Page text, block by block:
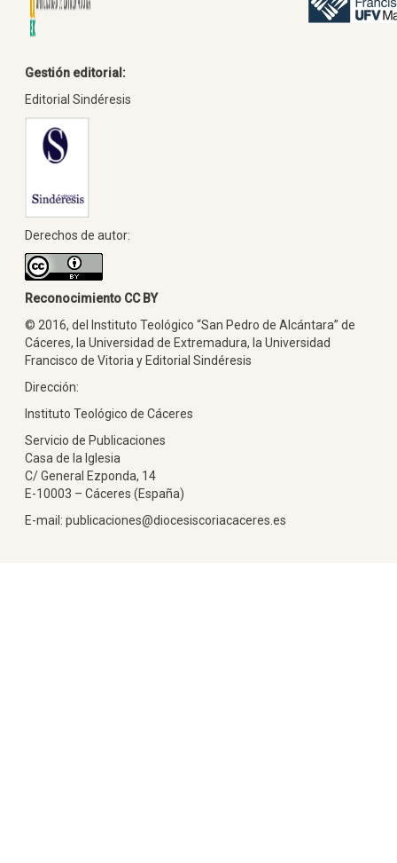
Gestión editorial:
Editorial Sindéresis
Derechos de autor:
Reconocimiento CC BY
© 2016, del Instituto Teológico “San Pedro de Alcántara” de
Cáceres, la Universidad de Extremadura, la Universidad
Francisco de Vitoria y Editorial Sindéresis
Dirección:
Instituto Teológico de Cáceres
Servicio de Publicaciones
Casa de la Iglesia
C/ General Ezponda, 14
E-10003 – Cáceres (España)
E-mail: publicaciones@diocesiscoriacaceres.es